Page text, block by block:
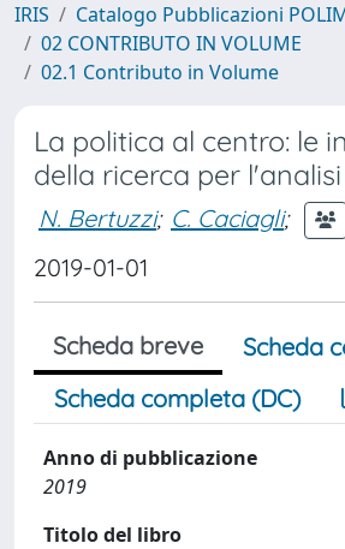
IRIS
Catalogo Pubblicazioni
02 CONTRIBUTO IN VOLUME
02.1 Contributo in Volume
La politica al centro: le
della ricerca per
N. Bertuzzi; C. Caciagli;
2019-01-01
Scheda breve
Scheda
Scheda completa (DC)
Anno di pubblicazione
2019
Titolo del libro